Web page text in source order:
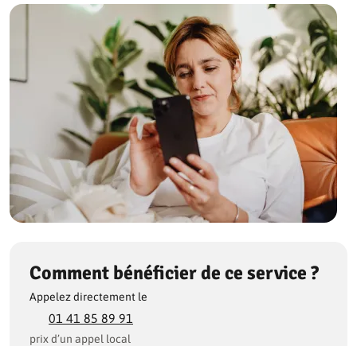
Comment bénéficier de ce service ?
Appelez directement le
01 41 85 89 91
prix d’un appel local